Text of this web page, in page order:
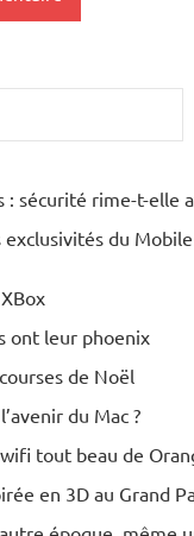
: sécurité rime-t-elle
exclusivités du
ont leur phoenix
de Noël
du Mac ?
tout beau de
en 3D au Grand